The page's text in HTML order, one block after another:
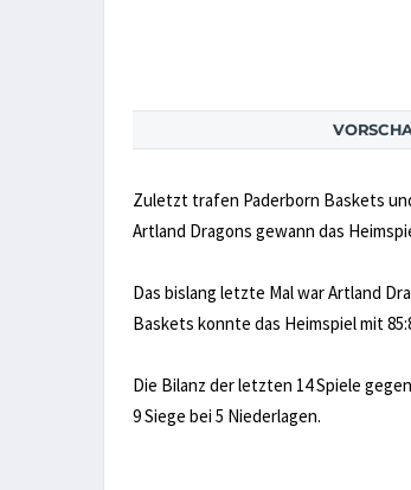
Zuletzt trafen Paderborn Baskets
Artland Dragons gewann das
Das bislang letzte Mal war Artland
Baskets konnte das Heimspiel mit
Die Bilanz der letzten 14 Spiele
9 Siege bei 5 Niederlagen.